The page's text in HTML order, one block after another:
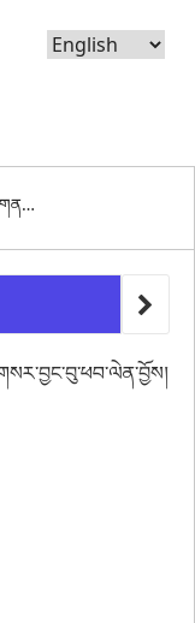
Choose
ཚིག་གནད་ཁག་ལ་སྦྱོང་བ་བྱོས།
other